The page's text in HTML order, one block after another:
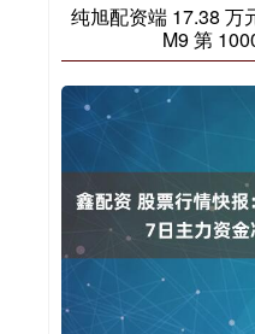
纯旭配资端 17.38 万
M9 第